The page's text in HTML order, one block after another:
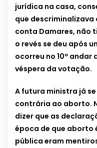
jurídica na casa,
que descriminalizava
conta Damares, não
o revés se deu após
ocorreu no 10º
véspera da votação.
A futura ministra já
contrária ao aborto.
dizer que as
época de que aborto
pública eram